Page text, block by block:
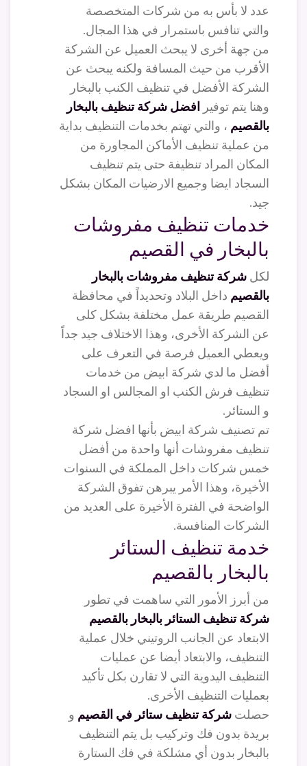
عدد لا بأس به من شركات المتخصصة
والتي تنافس باستمرار في هذا المجال.
من جهة أخرى لا يبحث العميل عن الشركة
الأقرب من حيث المسافة ولكنه يبحث عن
الشركة الأفضل في تنظيف الكنب بالبخار
وهنا يتم توفير افضل شركة تنظيف بالبخار
بالقصيم ، والتي تهتم بخدمات التنظيف بداية
من عملية تنظيف الأماكن المجاورة من
المكان المراد تنظيفة حتى يتم تنظيف
السجاد ايضا وجميع الارضيات المكان بشكل
جيد.
خدمات تنظيف مفروشات
بالبخار في القصيم
لكل شركة تنظيف مفروشات بالبخار
بالقصيم داخل البلاد وتحديداً في محافظة
القصيم طريقة عمل مختلفة بشكل كلى
عن الشركة الأخرى، وهذا الاختلاف جيد جداً
ويعطي العميل فرصة في التعرف على
أفضل ما لدي شركة ابيض من خدمات
تنظيف فرش الكنب او المجالس او السجاد
و الستائر.
تم تصنيف شركة ابيض بأنها افضل شركة
تنظيف مفروشات أنها واحدة من أفضل
خمس شركات داخل المملكة في السنوات
الأخيرة، وهذا الأمر يبرهن تفوق الشركة
الواضحة في الفترة الأخيرة على العديد من
الشركات المنافسة.
خدمة تنظيف الستائر
بالبخار بالقصيم
من أبرز الأمور التي ساهمت في تطور
شركة تنظيف الستائر بالبخار بالقصيم
الابتعاد عن الجانب الروتيني خلال عملية
التنظيف، والابتعاد أيضا عن عمليات
التنظيف اليدوية التي لا تقارن بكل تأكيد
بعمليات التنظيف الأخرى.
حصلت شركة تنظيف ستائر في القصيم و
بريدة بدون فك وتركيب بل يتم التنظيف
بالبخار بدون أي مشلكة في فك الستارة